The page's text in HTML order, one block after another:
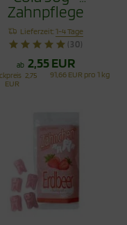
Zahnpflege
Bonbons
Lieferzeit:1-4 Tage
(30)
ab 2,55 EUR
2,75
EUR
91,66 EUR pro 1 kg